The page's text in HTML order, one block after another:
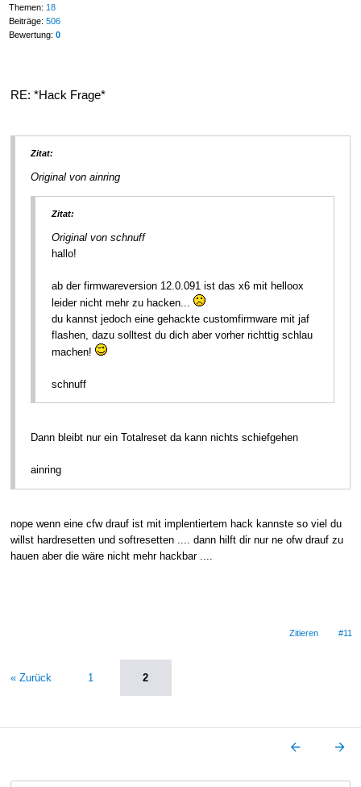
Themen: 18
Beiträge: 506
Bewertung: 0
RE: *Hack Frage*
Zitat:
Original von ainring
Zitat:
Original von schnuff
hallo!
ab der firmwareversion 12.0.091 ist das x6 mit helloox
leider nicht mehr zu hacken...
du kannst jedoch eine gehackte customfirmware mit jaf
flashen, dazu solltest du dich aber vorher richttig schlau
machen!
schnuff
Dann bleibt nur ein Totalreset da kann nichts schiefgehen
ainring
nope wenn eine cfw drauf ist mit implentiertem hack kannste so viel du
willst hardresetten und softresetten .... dann hilft dir nur ne ofw drauf zu
hauen aber die wäre nicht mehr hackbar ....
Zitieren #11
« Zurück 1 2